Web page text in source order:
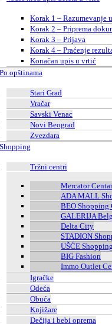
Korak 1 – Razumevanje
Korak 2 – Priprema
Korak 3 – Prijava
Korak 4 – Praćenje
Konačan upis u vrtić
Po opštinama
Stari Grad
Vračar
Savski Venac
Novi Beograd
Zvezdara
Shopping
Tržni centri
Mercator
ADA MALL
BEO Shopping
GALERIJA
Delta City
STADION
UŠĆE
BIG Fashion
Immo Outlet
Igračke
Odeća
Obuća
Knjižare
Dečija i bebi oprema